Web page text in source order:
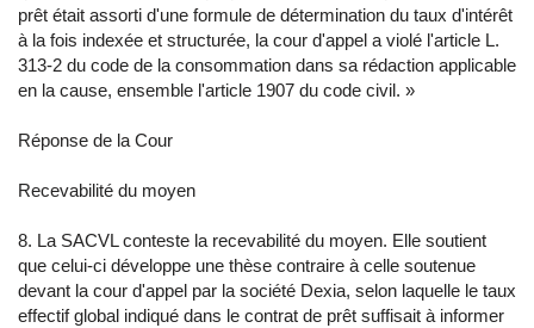
prêt était assorti d'une formule de détermination du taux d'intérêt
à la fois indexée et structurée, la cour d'appel a violé l'article L.
313-2 du code de la consommation dans sa rédaction applicable
en la cause, ensemble l'article 1907 du code civil. »
Réponse de la Cour
Recevabilité du moyen
8. La SACVL conteste la recevabilité du moyen. Elle soutient
que celui-ci développe une thèse contraire à celle soutenue
devant la cour d'appel par la société Dexia, selon laquelle le taux
effectif global indiqué dans le contrat de prêt suffisait à informer